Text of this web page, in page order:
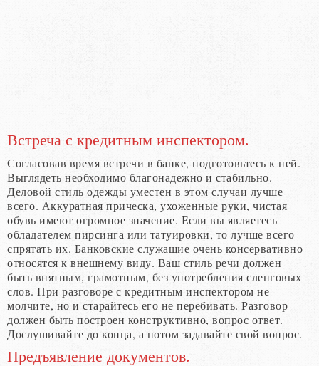
Встреча с кредитным инспектором.
Согласовав время встречи в банке, подготовьтесь к ней.
Выглядеть необходимо благонадежно и стабильно.
Деловой стиль одежды уместен в этом случаи лучше
всего. Аккуратная прическа, ухоженные руки, чистая
обувь имеют огромное значение. Если вы являетесь
обладателем пирсинга или татуировки, то лучше всего
спрятать их. Банковские служащие очень консервативно
относятся к внешнему виду. Ваш стиль речи должен
быть внятным, грамотным, без употребления сленговых
слов. При разговоре с кредитным инспектором не
молчите, но и старайтесь его не перебивать. Разговор
должен быть построен конструктивно, вопрос ответ.
Дослушивайте до конца, а потом задавайте свой вопрос.
Предъявление документов.